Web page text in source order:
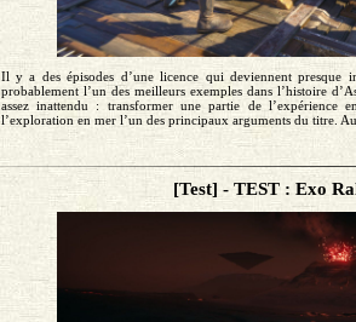
Il y a des épisodes d’une licence qui deviennent presque
probablement l’un des meilleurs exemples dans l’histoire
assez inattendu : transformer une partie de
l’exploration en mer l’un des principaux arguments du titre.
[Test] - TEST : Exo